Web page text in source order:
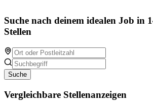
Suche nach deinem idealen Job in
Stellen
Suche
Vergleichbare Stellenanzeigen